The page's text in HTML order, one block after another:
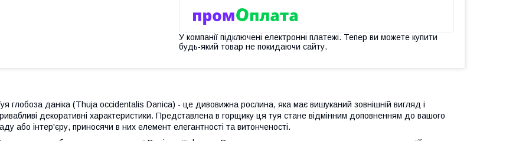
У компанії підключені електронні платежі. Тепер ви можете купити
будь-який товар не покидаючи сайту.
глобоза даніка (Thuja occidentalis Danica) - це дивовижна рослина, яка має вишуканий зовнішній вигляд і
декоративні характеристики. Представлена в горщику ця туя стане відмінним доповненням до вашого
або інтер'єру, приносячи в них елемент елегантності та витонченості.